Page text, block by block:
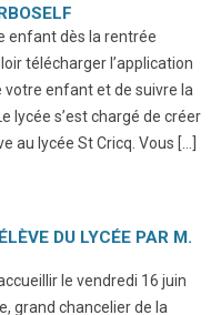
enfant dès la rentrée
télécharger l’application
votre enfant et de suivre la
lycée s’est chargé de créer
au lycée St Cricq. Vous […]
DU LYCÉE PAR M.
le vendredi 16 juin
grand chancelier de la